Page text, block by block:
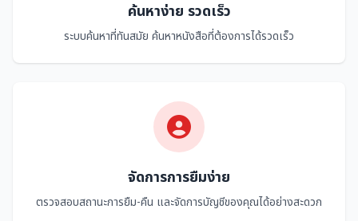
ค้นหาง่าย รวดเร็ว
ระบบค้นหาที่ทันสมัย ค้นหาหนังสือที่ต้องการได้รวดเร็ว
จัดการการยืมง่าย
ตรวจสอบสถานะการยืม-คืน และจัดการบัญชีของคุณได้อย่างสะดวก